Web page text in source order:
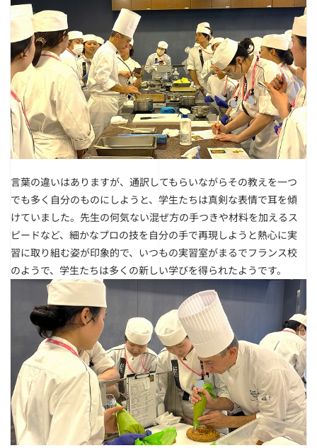
言葉の違いはありますが、通訳してもらいながらその教えを一つ
でも多く自分のものにしようと、学生たちは真剣な表情で耳を傾
けていました。先生の何気ない混ぜ方の手つきや材料を加えるス
ピードなど、細かなプロの技を自分の手で再現しようと熱心に実
習に取り組む姿が印象的で、いつもの実習室がまるでフランス校
のようで、学生たちは多くの新しい学びを得られたようです。